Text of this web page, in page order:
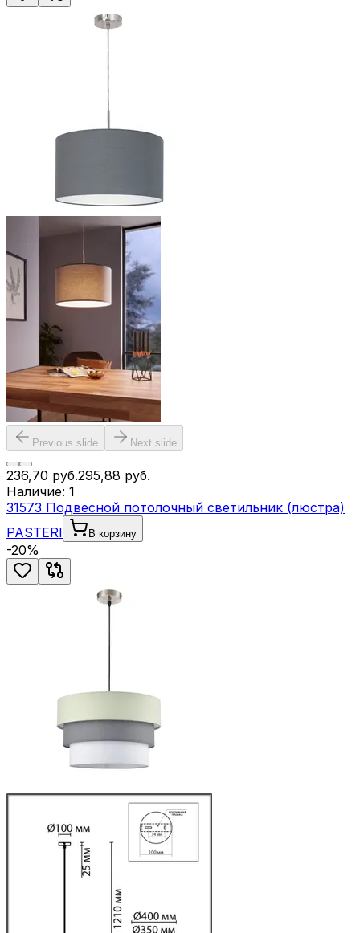
Previous slide Next slide
236,70 руб.295,88 руб.
Наличие: 1
31573 Подвесной потолочный светильник (люстра)
PASTERI
В корзину
-20%